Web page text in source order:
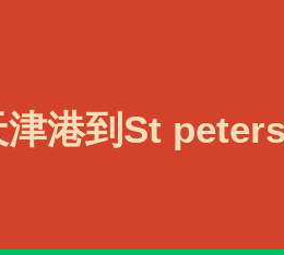
津港到St